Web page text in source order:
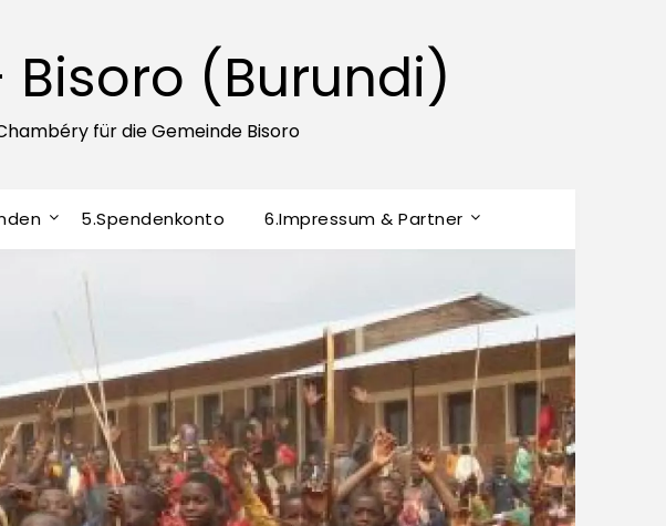
(Burundi)
für die Gemeinde Bisoro
5.Spendenkonto 6.Impressum & Partner